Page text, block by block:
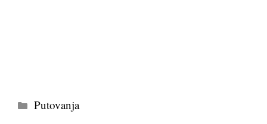
Kategorije
Putovanja